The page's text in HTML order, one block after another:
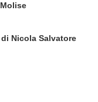
Nicola Salvatore